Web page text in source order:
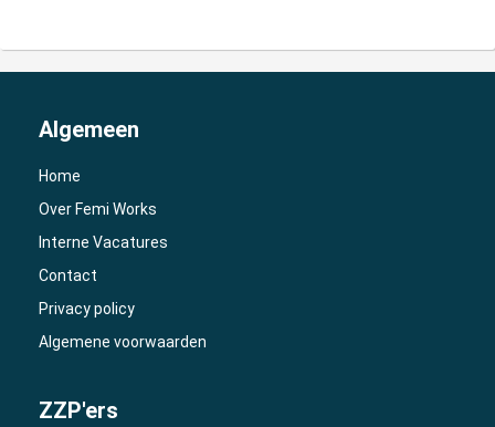
Algemeen
Home
Over Femi Works
Interne Vacatures
Contact
Privacy policy
Algemene voorwaarden
ZZP'ers